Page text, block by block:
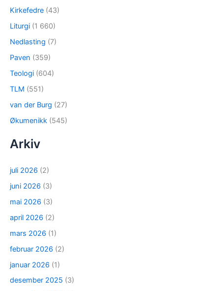
Kirkefedre (43)
Liturgi (1 660)
Nedlasting (7)
Paven (359)
Teologi (604)
TLM (551)
van der Burg (27)
Økumenikk (545)
Arkiv
juli 2026 (2)
juni 2026 (3)
mai 2026 (3)
april 2026 (2)
mars 2026 (1)
februar 2026 (2)
januar 2026 (1)
desember 2025 (3)